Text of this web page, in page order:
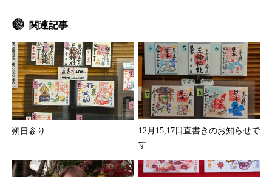
関連記事
朔日参り
12月15,17日直書きのお知らせで
す